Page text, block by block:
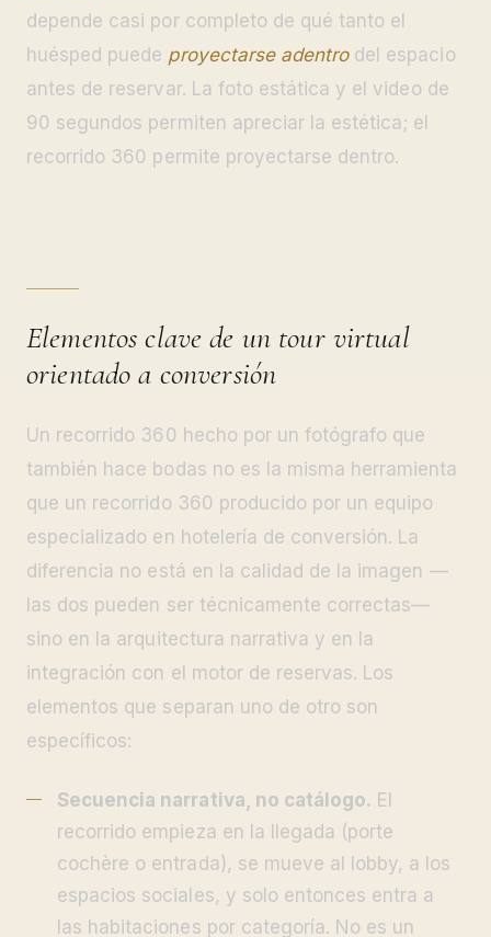
depende casi por completo de qué tanto el
huésped puede proyectarse adentrodel espacio
antes de reservar. La foto estática y el video de
90 segundos permiten apreciar la estética; el
recorrido 360 permite proyectarse dentro.
Elementos clave de un tour virtual
orientado a conversión
Un recorrido 360 hecho por un fotógrafo que
también hace bodas no es la misma herramienta
que un recorrido 360 producido por un equipo
especializado en hotelería de conversión. La
diferencia no está en la calidad de la imagen —
las dos pueden ser técnicamente correctas—
sino en la arquitectura narrativa y en la
integración con el motor de reservas. Los
elementos que separan uno de otro son
específicos:
Secuencia narrativa, no catálogo. El
recorrido empieza en la llegada (porte
cochère o entrada), se mueve al lobby, a los
espacios sociales, y solo entonces entra a
las habitaciones por categoría. No es un